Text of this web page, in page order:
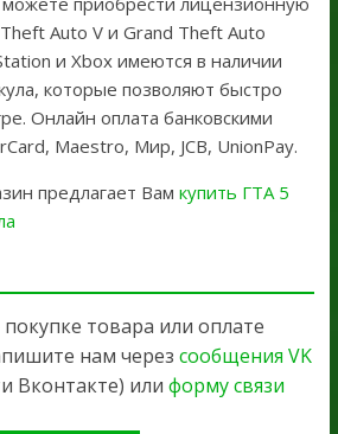
Auto V и Grand Theft Auto
и Xbox имеются в наличии
которые позволяют быстро
Онлайн оплата банковскими
Maestro, Мир, JCB, UnionPay.
предлагает Вам купить ГТА 5
товара или оплате
нам через сообщения VK
Вконтакте) или форму связи